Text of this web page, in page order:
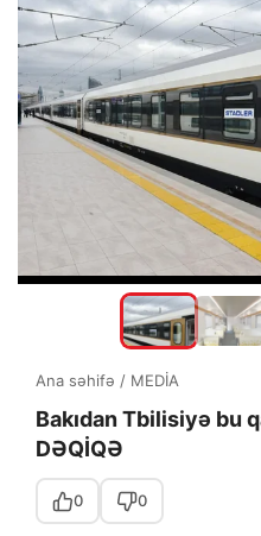
Ana səhifə / MEDİA
Bakıdan Tbilisiyə bu
DƏQİQƏ
0 0